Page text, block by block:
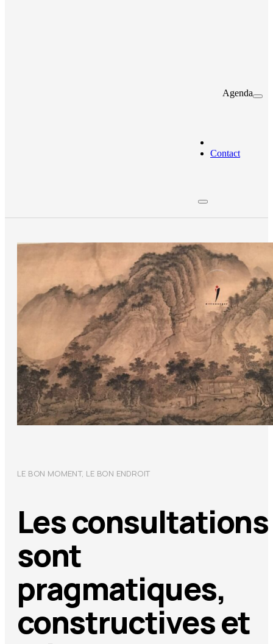
Agenda
Contact
LE BON MOMENT, LE BON ENDROIT
Les consultations
sont
pragmatiques,
constructives et